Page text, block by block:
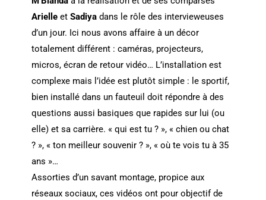
Arielle et Sadiyadans le rôle des intervieweuses
d’un jour. Ici nous avons affaire à un décor
totalement différent : caméras, projecteurs,
micros, écran de retour vidéo… L’installation est
complexe mais l’idée est plutôt simple : le sportif,
bien installé dans un fauteuil doit répondre à des
questions aussi basiques que rapides sur lui (ou
elle) et sa carrière. « qui est tu ? », « chien ou chat
? », « ton meilleur souvenir ? », « où te vois tu à 35
ans »…
Assorties d’un savant montage, propice aux
réseaux sociaux, ces vidéos ont pour objectif de